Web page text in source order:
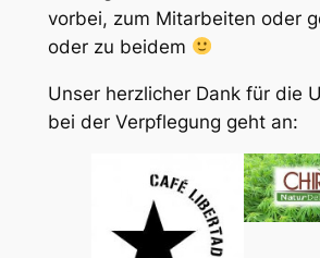
vorbei, zum Mitarbeiten oder
oder zu beidem
Unser herzlicher Dank für die
bei der Verpflegung geht an: